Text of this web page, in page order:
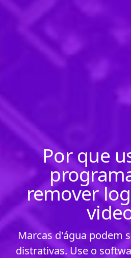
Por que
remover
Marcas d'água podem
distrativas. Use o